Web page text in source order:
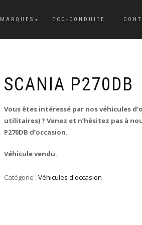
MARQUES ECO-CONDUITE
SCANIA P270DB
Vous êtes intéressé par nos véhicules
utilitaires) ? Venez et n’hésitez pas à
P270DB d’occasion.
Véhicule vendu.
Catégorie : Véhicules d'occasion